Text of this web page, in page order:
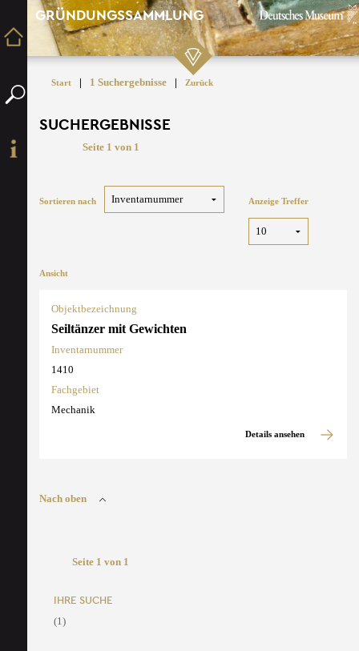
GRÜNDUNGSSAMMLUNG
Start | 1 Suchergebnisse | Zurück
SUCHERGEBNISSE
Seite 1 von 1
Sortieren nach Anzeige Treffer
Ansicht
Objektbezeichnung
Seiltänzer mit Gewichten
Inventarnummer
1410
Fachgebiet
Mechanik
Details ansehen
Nach oben
Seite 1 von 1
IHRE SUCHE
(1)